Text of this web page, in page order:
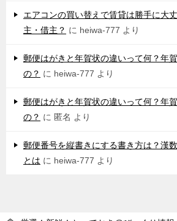
エアコンの買い替えで賃貸は勝手に大
主・借主？ に heiwa-777 より
郵便はがきと年賀状の違いって何？年
の？ に heiwa-777 より
郵便はがきと年賀状の違いって何？年
の？ に 匿名 より
郵便番号を縦書きにする書き方は？漢
とは に heiwa-777 より